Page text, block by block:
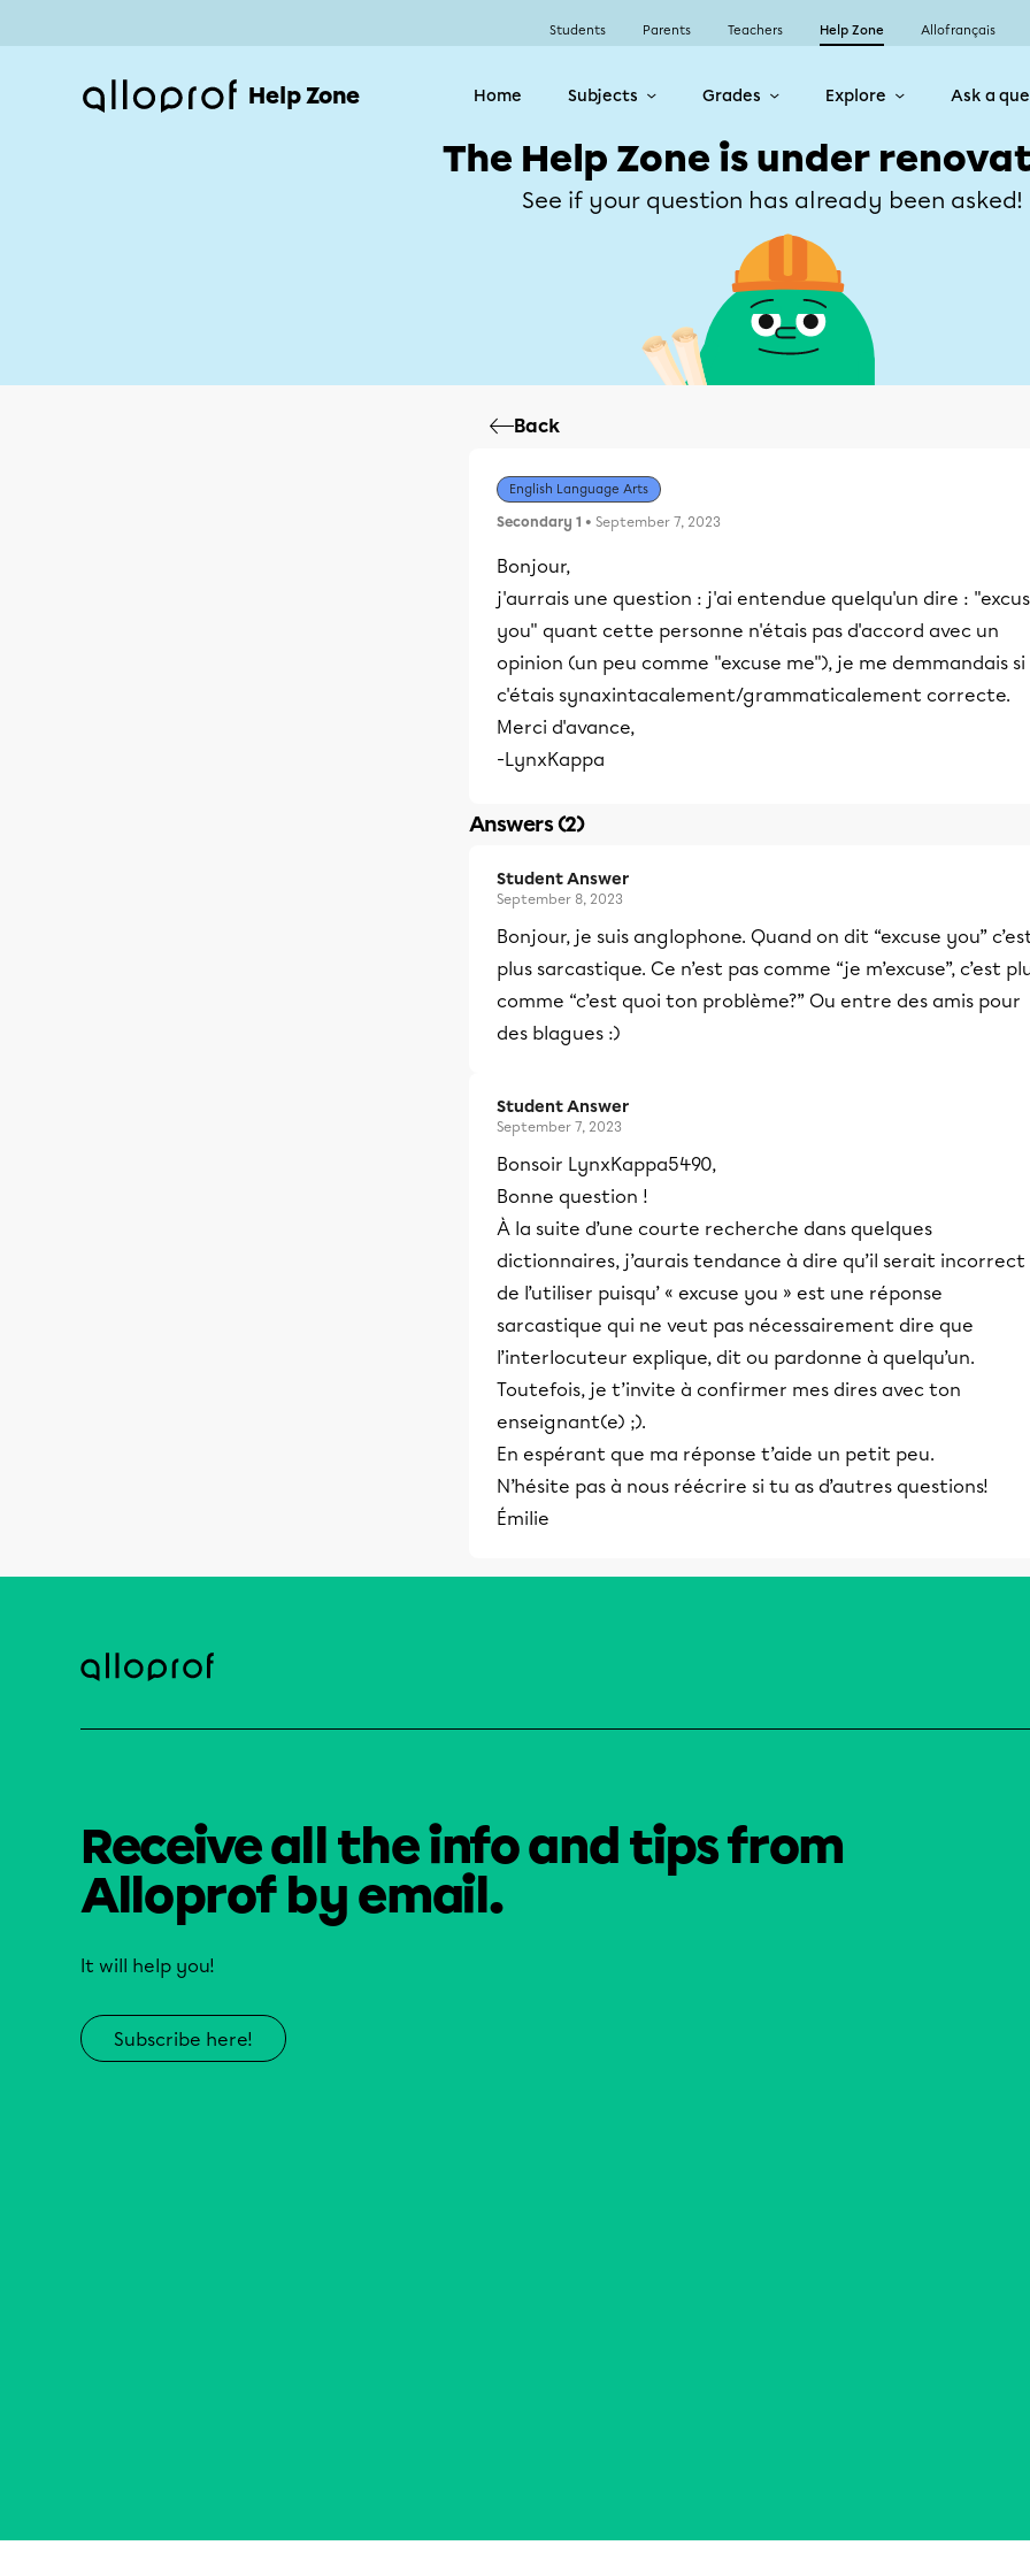
Students Parents Teachers Help Zone Allofrançais
Help Zone Home Subjects Grades Explore Ask a
The Help Zone is under
See if your question has already been asked!
Back
English Language Arts
Secondary 1 • September 7, 2023
Bonjour,
j'aurrais une question : j'ai entendue quelqu'un dire :
you" quant cette personne n'étais pas d'accord avec un
opinion (un peu comme "excuse me"), je me demmandais si
c'étais synaxintacalement/grammaticalement correcte.
Merci d'avance,
-LynxKappa
Answers (2)
Student Answer
September 8, 2023
Bonjour, je suis anglophone. Quand on dit “excuse you”
plus sarcastique. Ce n’est pas comme “je m’excuse”, c’est
comme “c’est quoi ton problème?” Ou entre des amis pour
des blagues :)
Student Answer
September 7, 2023
Bonsoir LynxKappa5490,
Bonne question !
À la suite d’une courte recherche dans quelques
dictionnaires, j’aurais tendance à dire qu’il serait incorrect
de l’utiliser puisqu’ « excuse you » est une réponse
sarcastique qui ne veut pas nécessairement dire que
l’interlocuteur explique, dit ou pardonne à quelqu’un.
Toutefois, je t’invite à confirmer mes dires avec ton
enseignant(e) ;).
En espérant que ma réponse t’aide un petit peu.
N’hésite pas à nous réécrire si tu as d’autres questions!
Émilie
Receive all the info and tips from
Alloprof by email.
It will help you!
Subscribe here!